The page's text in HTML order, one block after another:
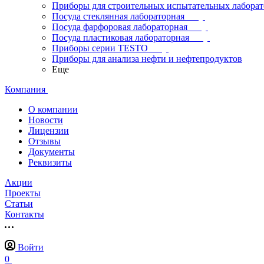
Приборы для строительных испытательных
Посуда стеклянная лабораторная
Посуда фарфоровая лабораторная
Посуда пластиковая лабораторная
Приборы серии TESTO
Приборы для анализа нефти и нефтепродуктов
Еще
Компания
О компании
Новости
Лицензии
Отзывы
Документы
Реквизиты
Акции
Проекты
Статьи
Контакты
Войти
0